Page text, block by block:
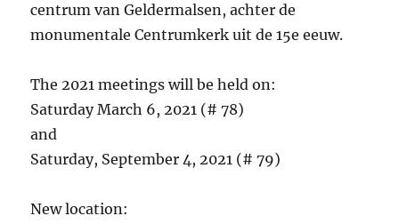
centrum van Geldermalsen, achter de
monumentale Centrumkerk uit de 15e eeuw.
The 2021 meetings will be held on:
Saturday March 6, 2021 (# 78)
and
Saturday, September 4, 2021 (# 79)
New location: